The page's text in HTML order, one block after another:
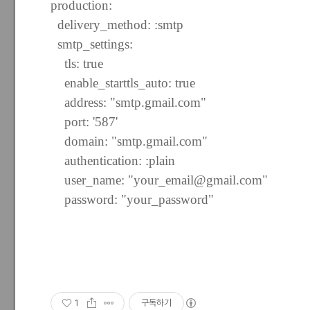
production:
delivery_method: :smtp
smtp_settings:
tls: true
enable_starttls_auto: true
address: "smtp.gmail.com"
port: '587'
domain: "smtp.gmail.com"
authentication: :plain
user_name: "your_email@gmail.com"
password: "your_password"
1 구독하기